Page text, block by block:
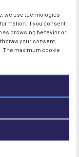
we use technologies
If you consent
as browsing behavior or
your consent,
The maximum cookie